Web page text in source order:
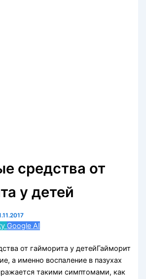
средства от
у детей
Google AI
Гайморит
а именно воспаление в пазухах
такими симптомами, как